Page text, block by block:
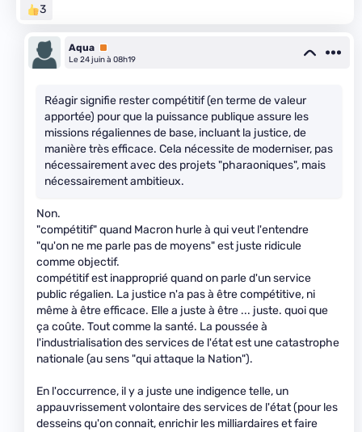
3
Aqua Premium
Le 24 juin à 08h19
Réagir signifie rester compétitif (en terme de valeur
apportée) pour que la puissance publique assure les
missions régaliennes de base, incluant la justice, de
manière très efficace. Cela nécessite de moderniser, pas
nécessairement avec des projets "pharaoniques", mais
nécessairement ambitieux.
Non.
"compétitif" quand Macron hurle à qui veut l'entendre
"qu'on ne me parle pas de moyens" est juste ridicule
comme objectif.
compétitif est inapproprié quand on parle d'un service
public régalien. La justice n'a pas à être compétitive, ni
même à être efficace. Elle a juste à être ... juste. quoi que
ça coûte. Tout comme la santé. La poussée à
l'industrialisation des services de l'état est une catastrophe
nationale (au sens "qui attaque la Nation").
En l'occurrence, il y a juste une indigence telle, un
appauvrissement volontaire des services de l'état (pour les
desseins qu'on connait, enrichir les milliardaires et faire